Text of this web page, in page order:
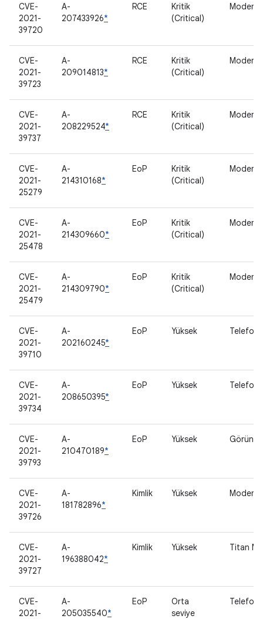
CVE-
2021-
39720
A-
207433926*
RCE
Kritik
(Critical)
Modem
CVE-
2021-
39723
A-
209014813*
RCE
Kritik
(Critical)
Modem
CVE-
2021-
39737
A-
208229524*
RCE
Kritik
(Critical)
Modem
CVE-
2021-
25279
A-
214310168*
EoP
Kritik
(Critical)
Modem
CVE-
2021-
25478
A-
214309660*
EoP
Kritik
(Critical)
Modem
CVE-
2021-
25479
A-
214309790*
EoP
Kritik
(Critical)
Modem
CVE-
2021-
39710
A-
202160245*
EoP Yüksek Telefon
CVE-
2021-
39734
A-
208650395*
EoP Yüksek Telefon
CVE-
2021-
39793
A-
210470189*
EoP Yüksek
CVE-
2021-
39726
A-
181782896*
Kimlik Yüksek Modem
CVE-
2021-
39727
A-
196388042*
Kimlik Yüksek Titan M2
CVE-
2021-
A-
205035540*
EoP
Orta
seviye
Telefon